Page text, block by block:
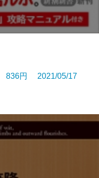
836円 2021/05/17